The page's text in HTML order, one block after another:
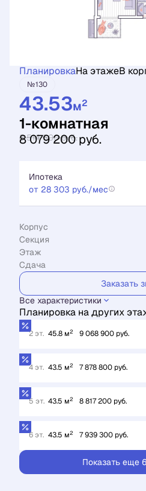
ПланировкаНа этажеВ
№130
43.53м2
1-комнатная
8 514 500 руб.
8 079 200 руб.
Ипотека
от 28 303 руб./мес
Корпус
Секция
Этаж
Сдача
Заказать
Все характеристики
Планировка на других
2 эт. 45.8 м2 9 068 900 руб.
4 эт. 43.5 м2 7 878 800 руб.
5 эт. 43.5 м2 8 817 200 руб.
6 эт. 43.5 м2 7 939 300 руб.
Показать еще